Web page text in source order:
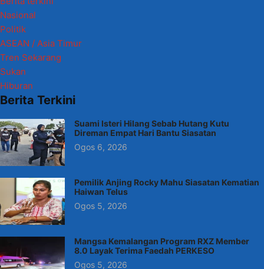
Nasional
Politik
ASEAN / Asia Timur
Tren Sekarang
Sukan
Hiburan
Berita Terkini
Suami Isteri Hilang Sebab Hutang Kutu
Direman Empat Hari Bantu Siasatan
Ogos 6, 2026
Pemilik Anjing Rocky Mahu Siasatan Kematian
Haiwan Telus
Ogos 5, 2026
Mangsa Kemalangan Program RXZ Member
8.0 Layak Terima Faedah PERKESO
Ogos 5, 2026